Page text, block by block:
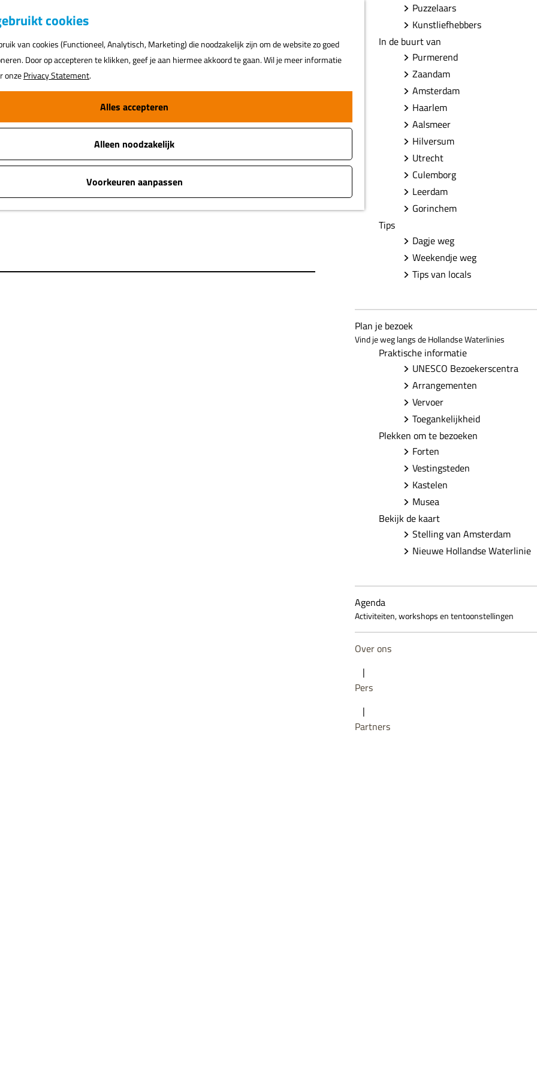
cookies
van cookies (Functioneel, Analytisch, Marketing) die noodzakelijk zijn om de website zo goed
Door op accepteren te klikken, geef je aan hiermee akkoord te gaan. Wil je meer informatie
onzePrivacy Statement.
Alles accepteren
Alleen noodzakelijk
Voorkeuren aanpassen
v
o
i
t
n
a
r
e
k
n
Puzzelaars
Kunstliefhebbers
In de buurt van
Purmerend
Zaandam
Amsterdam
Haarlem
Aalsmeer
Hilversum
Utrecht
Culemborg
Leerdam
Gorinchem
Tips
Dagje weg
Weekendje weg
Tips van locals
Plan je bezoek
Vind je weg langs de Hollandse Waterlinies
Praktische informatie
UNESCO Bezoekerscentra
Arrangementen
Vervoer
Toegankelijkheid
Plekken om te bezoeken
Forten
Vestingsteden
Kastelen
Musea
Bekijk de kaart
Stelling van Amsterdam
Nieuwe Hollandse Waterlinie
Agenda
Activiteiten, workshops en tentoonstellingen
Over ons
|
Pers
|
Partners
liniedijken van de Stelling van Amsterdam. Deze verdedigingslinie bevatte
aanvallen en was gebaseerd op de kracht van het bestaande
dit heel goed te zien. Fiets langs prachtige forten zoals Fort K'ijk, Fort
Zuidwijkermeer.